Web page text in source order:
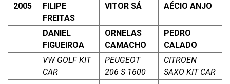
2005
FILIPE
FREITAS
VITOR SÁ AÉCIO ANJO
DANIEL
FIGUEIROA
ORNELAS
CAMACHO
PEDRO
CALADO
VW GOLF KIT
CAR
PEUGEOT
206 S 1600
CITROEN
SAXO KIT CAR